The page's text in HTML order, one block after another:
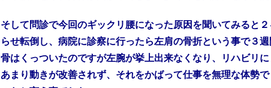
そして問診で今回のギックリ腰になった原因を聞いてみると
らせ転倒し、病院に診察に行ったら左肩の骨折という事で３
骨はくっついたのですが左腕が挙上出来なくなり、リハビリ
あまり動きが改善されず、それをかばって仕事を無理な体勢